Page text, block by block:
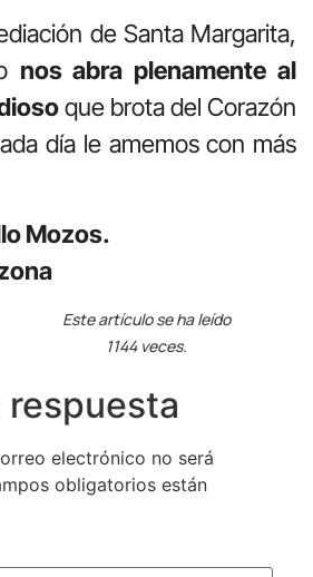
de Santa Margarita,
nos abra plenamente al
que brota del Corazón
día le amemos con más
Mozos.
Este artículo se ha leído
1144 veces.
respuesta
electrónico no será
obligatorios están